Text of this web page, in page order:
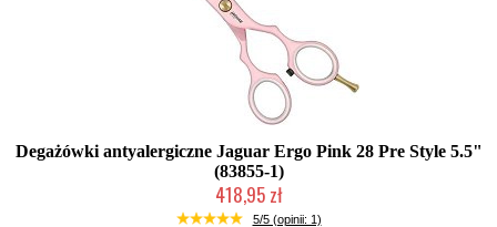
Degażówki antyalergiczne Jaguar Ergo Pink 28 Pre Style 5.5"
(83855-1)
418,95 zł
Produkt wycofany
5/5 (opinii: 1)